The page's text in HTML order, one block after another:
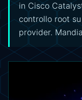
in Cisco
controllo root
provider.